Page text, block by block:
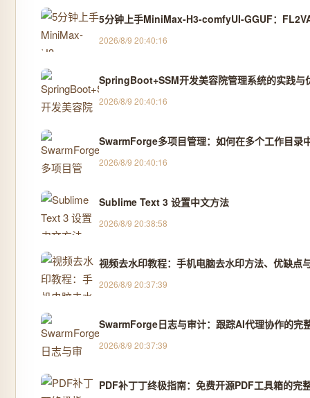
5分钟上手MiniMax-H3-comfyUI-GGUF：
2026/8/9 20:40:16
SpringBoot+SSM开发美容院管理系统的实践与
2026/8/9 20:40:16
SwarmForge多项目管理：如何在多个工作目录
2026/8/9 20:40:16
Sublime Text 3 设置中文方法
2026/8/9 20:38:58
视频去水印教程：手机电脑去水印方法、优缺点
2026/8/9 20:37:39
SwarmForge日志与审计：跟踪AI代理协作的完
2026/8/9 20:37:39
PDF补丁丁终极指南：免费开源PDF工具箱的完